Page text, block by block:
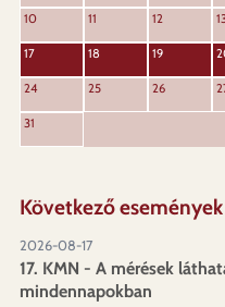
10 11 12
17 18 19
24 25 26
31
Következő események
2026-08-17
17. KMN - A mérések
mindennapokban